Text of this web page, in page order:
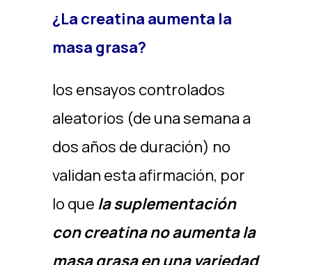
¿La creatina aumenta la
masa grasa?
los ensayos controlados
aleatorios (de una semana a
dos años de duración) no
validan esta afirmación, por
lo que la suplementación
con creatina no aumenta la
masa grasa en una variedad